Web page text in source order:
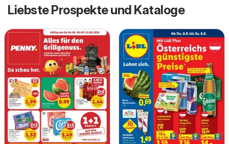
Liebste Prospekte und Kataloge